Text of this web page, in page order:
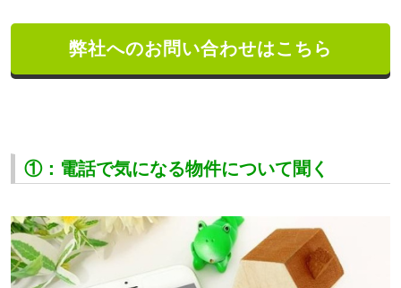
弊社へのお問い合わせはこちら
①：電話で気になる物件について聞く